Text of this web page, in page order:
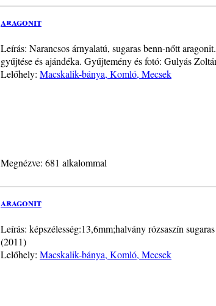
aragonit
Leírás: Narancsos árnyalatú, sugaras benn-nőtt
gyűjtése és ajándéka. Gyűjtemény és fotó: Gulyás
Lelőhely: Macskalik-bánya, Komló, Mecsek
Megnézve: 681 alkalommal
aragonit
Leírás: képszélesség:13,6mm;halvány rózsaszín
(2011)
Lelőhely: Macskalik-bánya, Komló, Mecsek